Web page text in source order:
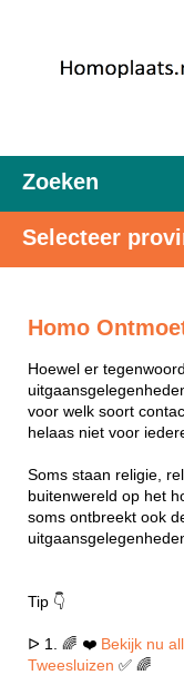
Zoeken
Selecteer
Homo
Hoewel er
voor welk soort
helaas niet voor
Soms staan religie,
buitenwereld op het
soms ontbreekt ook
Tip 👇
ᐅ 1. 🌈 ❤️ Bekijk nu
Tweesluizen ✅ 🌈